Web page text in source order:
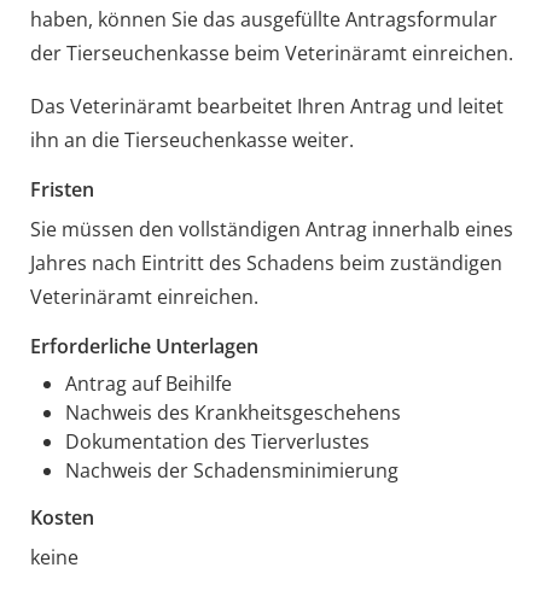
haben, können Sie das ausgefüllte Antragsformular
der Tierseuchenkasse beim Veterinäramt einreichen.
Das Veterinäramt bearbeitet Ihren Antrag und leitet
ihn an die Tierseuchenkasse weiter.
Fristen
Sie müssen den vollständigen Antrag innerhalb eines
Jahres nach Eintritt des Schadens beim zuständigen
Veterinäramt einreichen.
Erforderliche Unterlagen
Antrag auf Beihilfe
Nachweis des Krankheitsgeschehens
Dokumentation des Tierverlustes
Nachweis der Schadensminimierung
Kosten
keine